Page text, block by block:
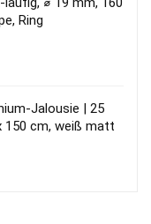
Ring
Jalousie | 25
150 cm, weiß matt